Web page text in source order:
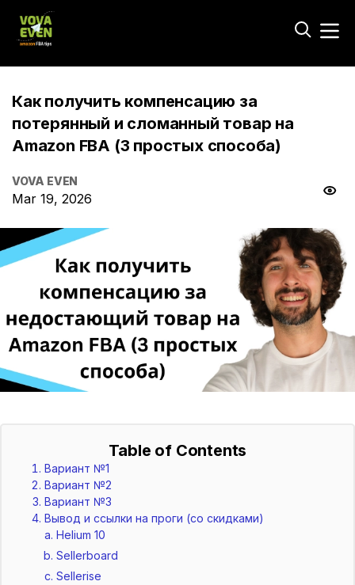
Как получить компенсацию за
потерянный и сломанный товар на
Amazon FBA (3 простых способа)
VOVA EVEN
Mar 19, 2026
Table of Contents
Вариант №1
Вариант №2
Вариант №3
Вывод и ссылки на проги (со скидками)
Helium 10
Sellerboard
Sellerise